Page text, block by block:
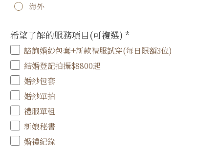
海外
希望了解的服務項目(可複選) *
諮詢婚紗包套+新款禮服試穿(每日限額3位)
結婚登記拍攝$8800起
婚紗包套
婚紗單拍
禮服單租
新娘秘書
婚禮紀錄